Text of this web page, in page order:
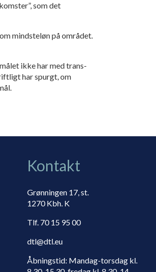
som det
mindsteløn på området.
ikke har med trans­
har spurgt, om
Kontakt
Grønningen 17, st.
1270 Kbh. K
Tlf. 70 15 95 00
dtl@dtl.eu
Åbningstid: Mandag-torsdag kl.